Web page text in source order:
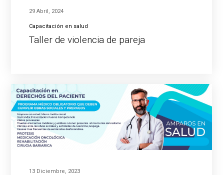
29 Abril, 2024
Capacitación en salud
Taller de violencia de pareja
13 Diciembre, 2023